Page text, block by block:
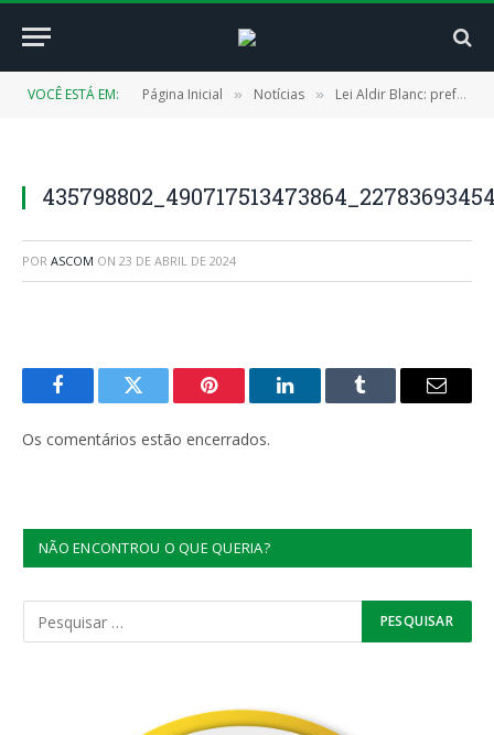
VOCÊ ESTÁ EM: Página Inicial » Notícias » Lei Aldir Blanc: prefeitura realiza oficina de elaboração de projetos.
POR ASCOM ON 23 DE ABRIL DE 2024
FacebookTwitter Pinterest LinkedInTumblr
E-
Os comentários estão encerrados.
NÃO ENCONTROU O QUE QUERIA?